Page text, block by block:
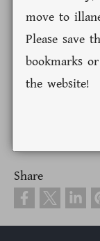
Share
move to
Please save
bookmarks
the website!